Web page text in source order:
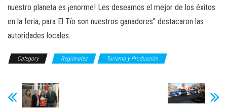
nuestro planeta es ¡enorme! Les deseamos el mejor de los éxitos
en la feria, para El Tío son nuestros ganadores” destacaron las
autoridades locales.
Category Regiónales Turismo y Producción